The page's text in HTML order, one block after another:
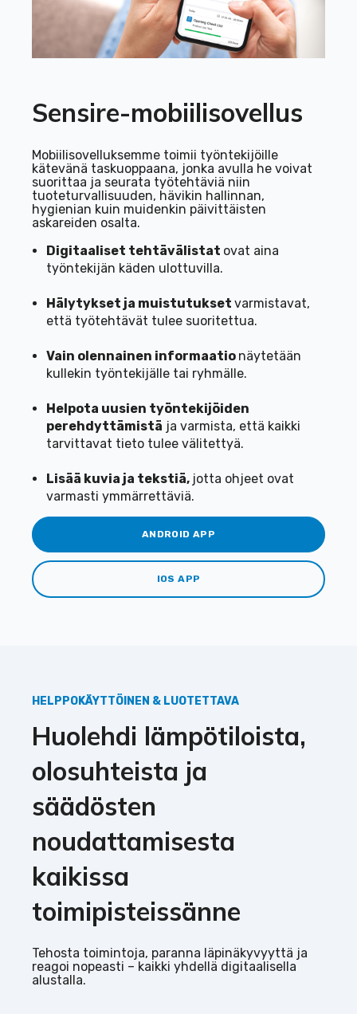
Sensire-mobiilisovellus
Mobiilisovelluksemme toimii työntekijöille
kätevänä taskuoppaana, jonka avulla he voivat
suorittaa ja seurata työtehtäviä niin
tuoteturvallisuuden, hävikin hallinnan,
hygienian kuin muidenkin päivittäisten
askareiden osalta.
Digitaaliset tehtävälistat ovat aina
työntekijän käden ulottuvilla.
Hälytykset ja muistutukset varmistavat,
että työtehtävät tulee suoritettua.
Vain olennainen informaatio näytetään
kullekin työntekijälle tai ryhmälle.
Helpota uusien työntekijöiden
perehdyttämistä ja varmista, että kaikki
tarvittavat tieto tulee välitettyä.
Lisää kuvia ja tekstiä, jotta ohjeet ovat
varmasti ymmärrettäviä.
ANDROID APP
IOS APP
HELPPOKÄYTTÖINEN & LUOTETTAVA
Huolehdi lämpötiloista,
olosuhteista ja
säädösten
noudattamisesta
kaikissa
toimipisteissänne
Tehosta toimintoja, paranna läpinäkyvyyttä ja
reagoi nopeasti – kaikki yhdellä digitaalisella
alustalla.